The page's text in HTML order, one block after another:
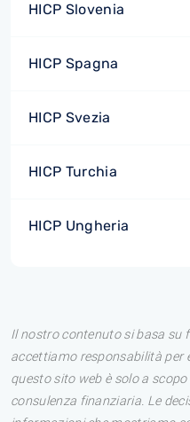
HICP Slovenia
HICP Spagna
HICP Svezia
HICP Turchia
HICP Ungheria
Il nostro contenuto si basa su
accettiamo responsabilità per
questo sito web è solo a
consulenza finanziaria. Le